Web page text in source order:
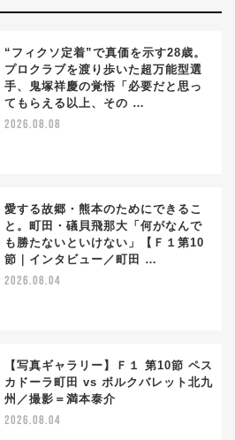
“フィクソ定着”で真価を示す28歳。
プロクラブを渡り歩いた超万能型選
手、鬼塚祥慶の覚悟「必要だと思っ
てもらえる以上、その …
2026.08.08
愛する故郷・熊本のためにできるこ
と。町田・礒貝飛那大「何がなんで
も勝たないといけない」【Ｆ１第10
節｜インタビュー／町田 …
2026.08.04
【写真ギャラリー】Ｆ１ 第10節 ペス
カドーラ町田 vs ボルクバレット北九
州／撮影＝満本泰介
2026.08.04